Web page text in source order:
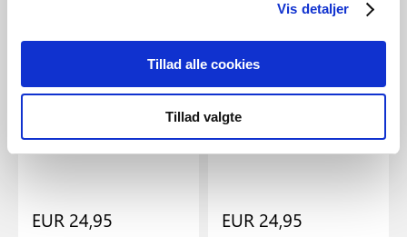
Vis detaljer
Tillad alle cookies
Tillad valgte
EUR 24,95 EUR 24,95